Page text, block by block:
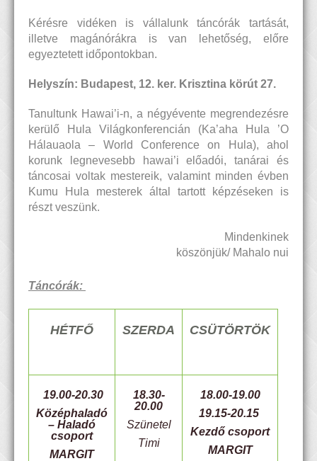
Kérésre vidéken is vállalunk táncórák tartását,
illetve magánórákra is van lehetőség, előre
egyeztetett időpontokban.
Helyszín: Budapest, 12. ker. Krisztina körút 27.
Tanultunk Hawai’i-n, a négyévente megrendezésre
kerülő Hula Világkonferencián (Ka’aha Hula ’O
Hálauaola – World Conference on Hula), ahol
korunk legnevesebb hawai’i előadói, tanárai és
táncosai voltak mestereik, valamint minden évben
Kumu Hula mesterek által tartott képzéseken is
részt veszünk.
Mindenkinek
köszönjük/ Mahalo nui
Táncórák:
HÉTFŐ SZERDA CSÜTÖRTÖK
19.00-20.30
Középhaladó
– Haladó
csoport
MARGIT
18.30-
20.00
Szünetel
Timi
18.00-19.00
19.15-20.15
Kezdő csoport
MARGIT